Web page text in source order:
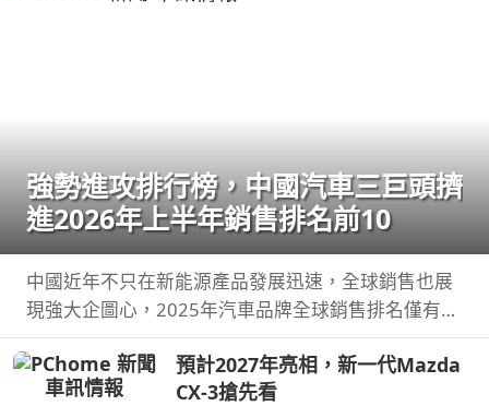
強勢進攻排行榜，中國汽車三巨頭擠
進2026年上半年銷售排名前10
中國近年不只在新能源產品發展迅速，全球銷售也展
現強大企圖心，2025年汽車品牌全球銷售排名僅有
BYD和吉利進入前10名，不過今年上半年奇瑞也加入
前10名了。
預計2027年亮相，新一代Mazda
CX-3搶先看